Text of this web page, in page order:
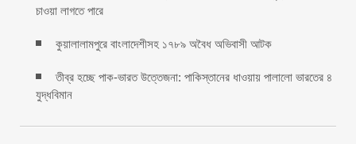
চাওয়া লাগতে পারে
কুয়ালালামপুরে বাংলাদেশীসহ ১৭৮৯ অবৈধ অভিবাসী আটক
তীব্র হচ্ছে পাক-ভারত উত্তেজনা: পাকিস্তানের ধাওয়ায় পালালো ভারতের ৪
যুদ্ধবিমান